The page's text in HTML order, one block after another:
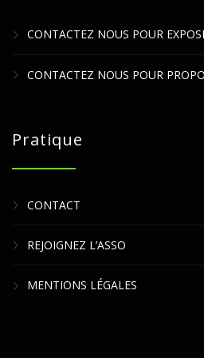
CONTACTEZ NOUS POUR
CONTACTEZ NOUS POUR
Pratique
CONTACT
REJOIGNEZ L’ASSO
MENTIONS LÉGALES